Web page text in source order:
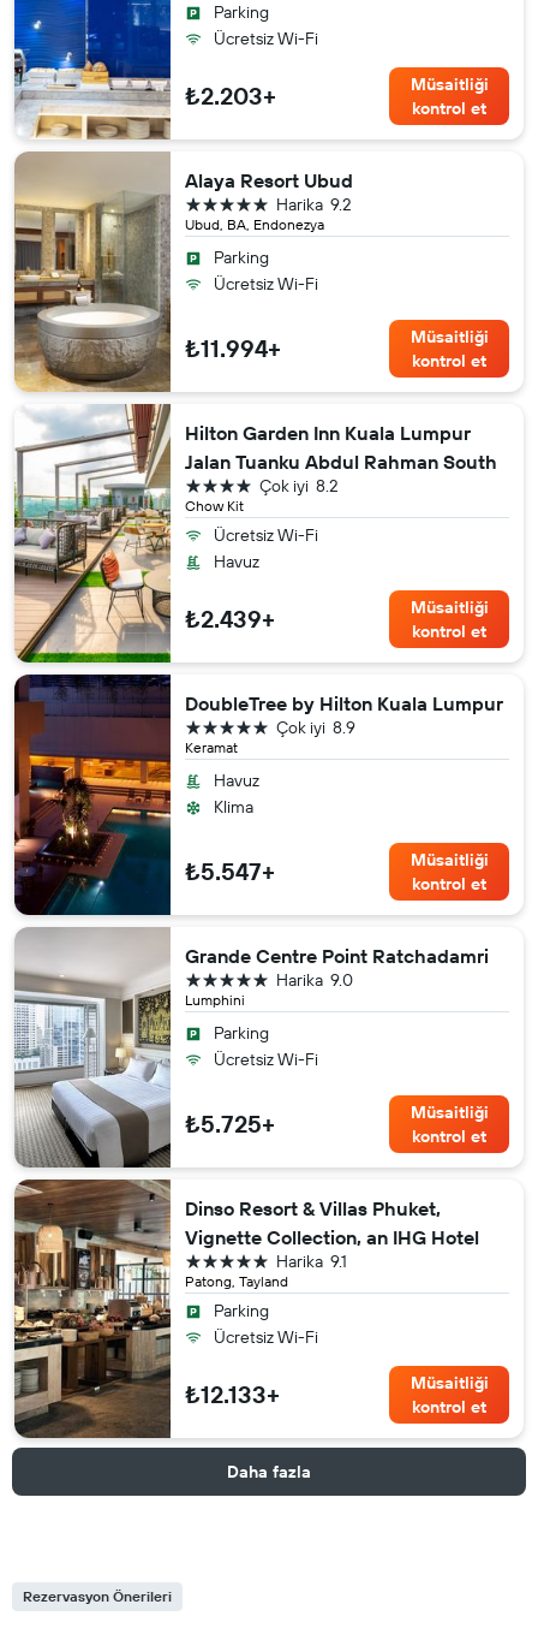
Parking
Ücretsiz Wi-Fi
₺2.203+
Müsaitliği
kontrol et
Alaya Resort Ubud
Ubud, BA, Endonezya
9.2
Harika
5 yıldız
Parking
Ücretsiz Wi-Fi
₺11.994+
Müsaitliği
kontrol et
Hilton Garden Inn Kuala Lumpur
Jalan Tuanku Abdul Rahman South
Chow Kit
8.2
Çok iyi
4 yıldız
Ücretsiz Wi-Fi
Havuz
₺2.439+
Müsaitliği
kontrol et
DoubleTree by Hilton Kuala Lumpur
Keramat
8.9
Çok iyi
5 yıldız
Havuz
Klima
₺5.547+
Müsaitliği
kontrol et
Grande Centre Point Ratchadamri
Lumphini
9.0
Harika
5 yıldız
Parking
Ücretsiz Wi-Fi
₺5.725+
Müsaitliği
kontrol et
Dinso Resort & Villas Phuket,
Vignette Collection, an IHG Hotel
Patong, Tayland
9.1
Harika
5 yıldız
Parking
Ücretsiz Wi-Fi
₺12.133+
Müsaitliği
kontrol et
Daha fazla
Rezervasyon Önerileri